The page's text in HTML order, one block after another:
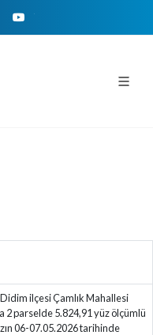
Instagram
ilçesi Çamlık Mahallesi
2 parselde 5.824,91 yüz ölçümlü
06-07.05.2026 tarihinde